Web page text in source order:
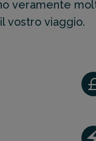
veramente
vostro viaggio.